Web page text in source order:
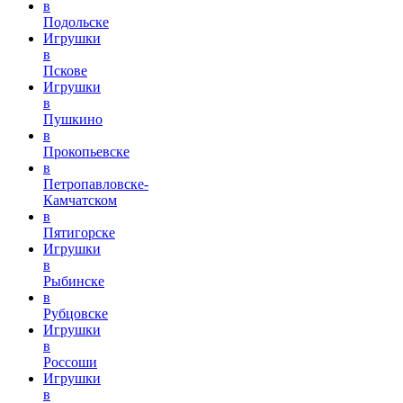
в
Подольске
Игрушки
в
Пскове
Игрушки
в
Пушкино
в
Прокопьевске
в
Петропавловске-
Камчатском
в
Пятигорске
Игрушки
в
Рыбинске
в
Рубцовске
Игрушки
в
Россоши
Игрушки
в